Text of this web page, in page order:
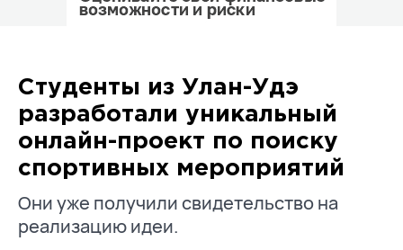
Студенты из Улан-Удэ
разработали уникальный
онлайн-проект по поиску
спортивных мероприятий
Они уже получили свидетельство на
реализацию идеи.